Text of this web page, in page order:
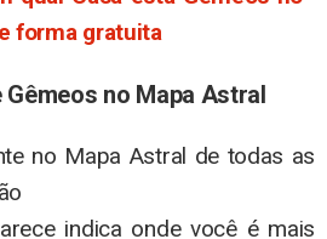
forma gratuita
no Mapa Astral
no Mapa Astral de todas as
indica onde você é mais